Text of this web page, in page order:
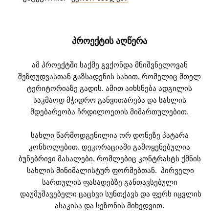
ᲞᲠᲝᲔᲥᲢᲘᲡ ᲐᲦᲬᲔᲠᲐ
ამ პროექტში საქმე გვქონდა მნიშვნელოვან
შეზღუდვასთან გაზსადენის სახით, რომელიც მთელ
ტერიტორიაზე გადის. ამით აიხსნება ადგილის
საკმაოდ მჭიდრო განვითარება და სახლის
მდებარეობა ჩრდილოეთის მიმართულებით.
სახლი წარმოდგენილია ორ დონეზე პატარა
კონსოლებით. დეკორაციაში გამოყენებულია
ბუნებრივი მასალები, რომლებიც კონტრასტს ქმნის
სახლის მინიმალისტურ ფორმებთან. პირველი
სართულის ფასადებზე განთავსებული
დაუმუშავებელი ცაცხვი სუნთქავს და ფერს იცვლის
ასაკისა და სეზონის მიხედვით.